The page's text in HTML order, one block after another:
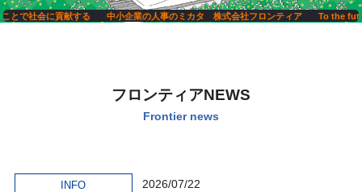
で社会に貢献する 中小企業の人事のミカタ 株式会社フロンティア To the future
フロンティアNEWS
Frontier news
INFO 2026/07/22